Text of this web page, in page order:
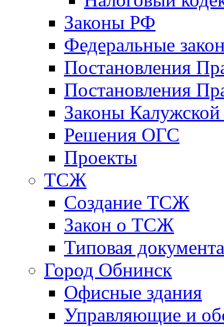
Законы РФ
Федеральные
Постановления
Постановления
Законы Калужской
Решения ОГС
Проекты
ТСЖ
Создание ТСЖ
Закон о ТСЖ
Типовая
Город Обнинск
Офисные здания
Управляющие и